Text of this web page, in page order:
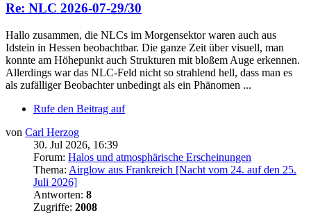
Re: NLC 2026-07-29/30
Hallo zusammen, die NLCs im Morgensektor waren auch aus
Idstein in Hessen beobachtbar. Die ganze Zeit über visuell, man
konnte am Höhepunkt auch Strukturen mit bloßem Auge erkennen.
Allerdings war das NLC-Feld nicht so strahlend hell, dass man es
als zufälliger Beobachter unbedingt als ein Phänomen ...
Rufe den Beitrag auf
von Carl Herzog
30. Jul 2026, 16:39
Forum: Halos und atmosphärische Erscheinungen
Thema: Airglow aus Frankreich [Nacht vom 24. auf den 25.
Juli 2026]
Antworten: 8
Zugriffe: 2008